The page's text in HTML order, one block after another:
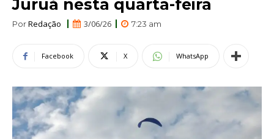
Juruá nesta quarta-feira
PorRedação 3/06/26 7:23 am
Facebook X WhatsApp